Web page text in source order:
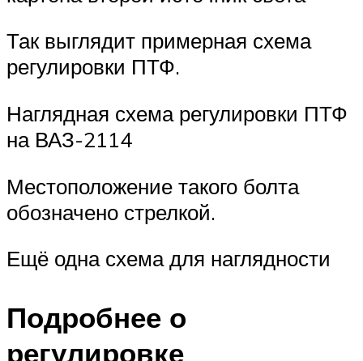
Так выглядит примерная схема
регулировки ПТФ.
Наглядная схема регулировки ПТФ
на ВАЗ-2114
Местоположение такого болта
обозначено стрелкой.
Ещё одна схема для наглядности
Подробнее о
регулировке